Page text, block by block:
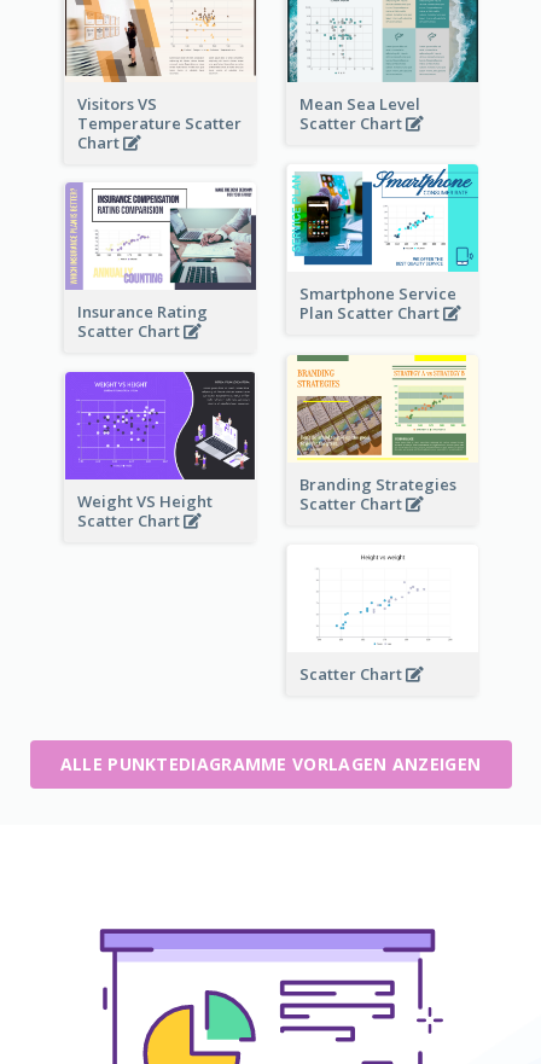
Visitors VS
Temperature Scatter
Chart
Mean Sea Level
Scatter Chart
Smartphone Service
Plan Scatter Chart
Insurance Rating
Scatter Chart
Branding Strategies
Scatter Chart
Weight VS Height
Scatter Chart
Scatter Chart
ALLE PUNKTEDIAGRAMME VORLAGEN ANZEIGEN